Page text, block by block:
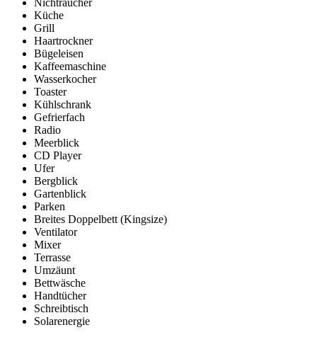
Nichtraucher
Küche
Grill
Haartrockner
Bügeleisen
Kaffeemaschine
Wasserkocher
Toaster
Kühlschrank
Gefrierfach
Radio
Meerblick
CD Player
Ufer
Bergblick
Gartenblick
Parken
Breites Doppelbett (Kingsize)
Ventilator
Mixer
Terrasse
Umzäunt
Bettwäsche
Handtücher
Schreibtisch
Solarenergie